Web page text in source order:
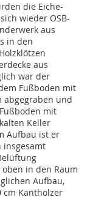
die Eiche-
wieder OSB-
aus
in den
aus
war der
Fußboden mit
abgegraben und
mit
Keller
Aufbau ist er
insgesamt
in den Raum
Aufbau,
cm Kanthölzer